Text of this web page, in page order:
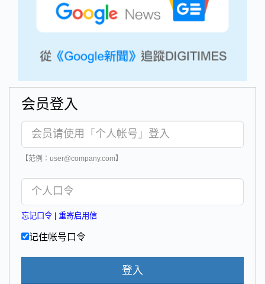
会员登入
【范例：user@company.com】
忘记口令 重寄启用信
记住帐号口令
登入